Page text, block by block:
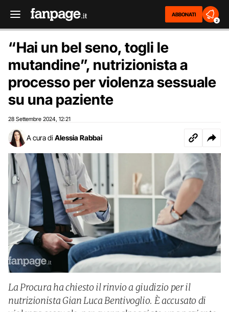
ABBONATI
2
“Hai un bel seno, togli le
mutandine”, nutrizionista a
processo per violenza sessuale
su una paziente
28 Settembre 2024 12:21
A cura di Alessia Rabbai
La Procura ha chiesto il rinvio a giudizio per il
nutrizionista Gian Luca Bentivoglio. È accusato di